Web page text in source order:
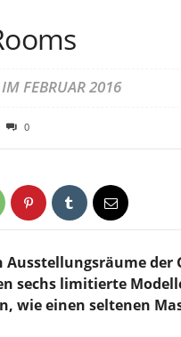
FEBRUAR 2016
0
der
sechs limitierte
wie einen seltenen